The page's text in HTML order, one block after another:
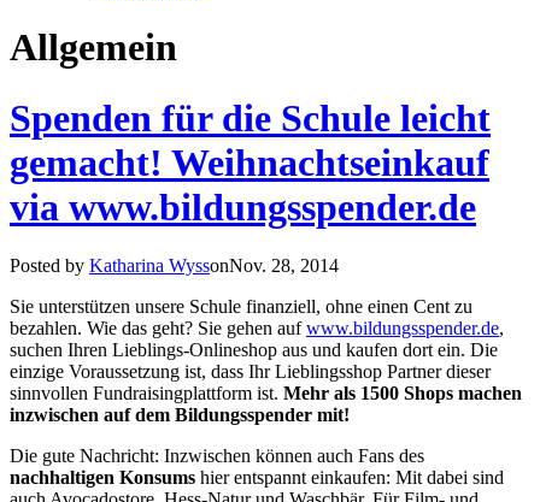
Allgemein
Spenden für die Schule leicht
gemacht! Weihnachtseinkauf
via www.bildungsspender.de
Posted by Katharina WyssonNov. 28, 2014
Sie unterstützen unsere Schule finanziell, ohne einen Cent zu
bezahlen. Wie das geht? Sie gehen aufwww.bildungsspender.de,
suchen Ihren Lieblings-Onlineshop aus und kaufen dort ein. Die
einzige Voraussetzung ist, dass Ihr Lieblingsshop Partner dieser
sinnvollen Fundraisingplattform ist. Mehr als 1500 Shops machen
inzwischen auf dem Bildungsspender mit!
Die gute Nachricht: Inzwischen können auch Fans des
nachhaltigen Konsums hier entspannt einkaufen: Mit dabei sind